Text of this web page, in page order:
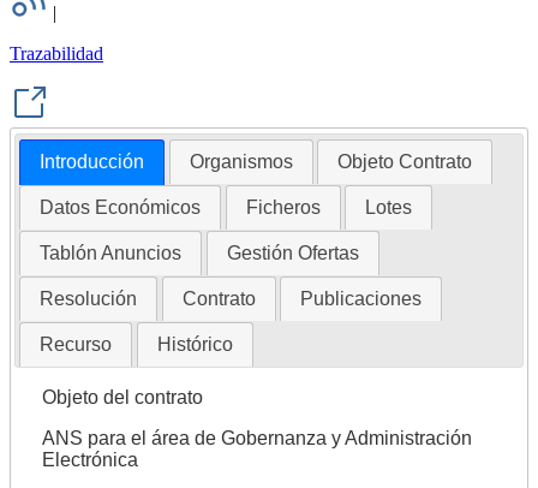
|
Trazabilidad
Introducción Organismos Objeto Contrato
Datos Económicos Ficheros Lotes
Tablón Anuncios Gestión Ofertas
Resolución Contrato Publicaciones
Recurso Histórico
Objeto del contrato
ANS para el área de Gobernanza y Administración
Electrónica